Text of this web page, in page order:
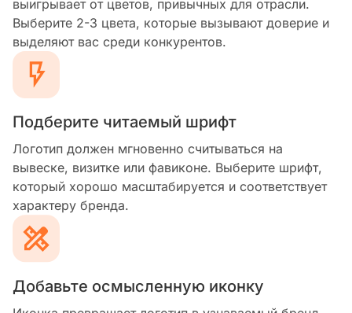
выигрывает от цветов, привычных для отрасли.
Выберите 2-3 цвета, которые вызывают доверие и
выделяют вас среди конкурентов.
Подберите читаемый шрифт
Логотип должен мгновенно считываться на
вывеске, визитке или фавиконе. Выберите шрифт,
который хорошо масштабируется и соответствует
характеру бренда.
Добавьте осмысленную иконку